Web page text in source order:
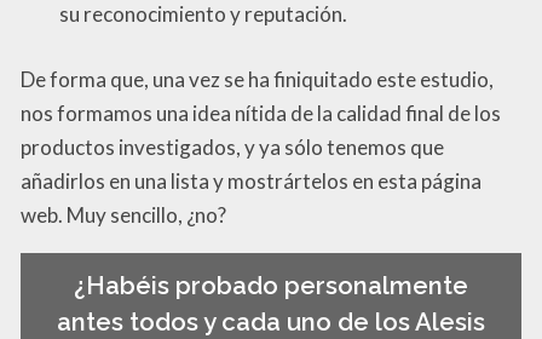
su reconocimiento y reputación.
De forma que, una vez se ha finiquitado este estudio,
nos formamos una idea nítida de la calidad final de los
productos investigados, y ya sólo tenemos que
añadirlos en una lista y mostrártelos en esta página
web. Muy sencillo, ¿no?
¿Habéis probado personalmente
antes todos y cada uno de los Alesis